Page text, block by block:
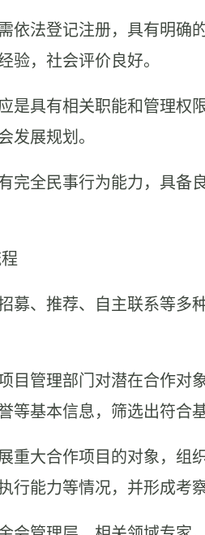
依法登记注册，具有明确
验，社会评价良好。
是具有相关职能和管理权
发展规划。
完全民事行为能力，具备
募、推荐、自主联系等多
目管理部门对潜在合作对
等基本信息，筛选出符合
重大合作项目的对象，组
行能力等情况，并形成考察